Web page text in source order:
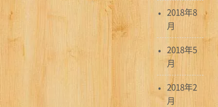
2018年8
月
2018年5
月
2018年2
月